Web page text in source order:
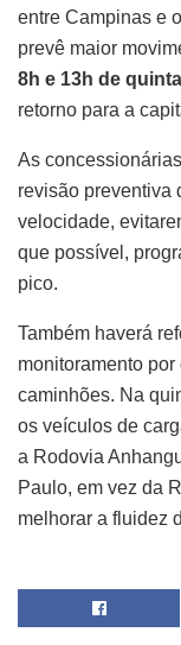
entre Campinas e
prevê maior
8h e 13h de
retorno para a
As
revisão preventiva
velocidade,
que possível,
pico.
Também haverá
monitoramento
caminhões. Na
os veículos de
a Rodovia
Paulo, em vez da
melhorar a fluidez